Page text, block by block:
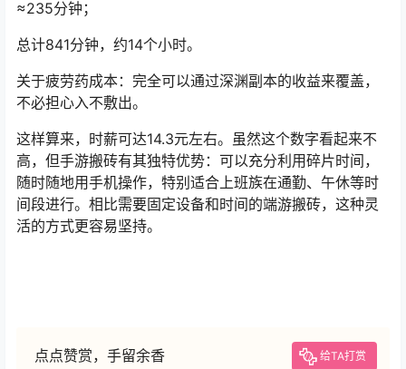
≈235分钟；
总计841分钟，约14个小时。
关于疲劳药成本：完全可以通过深渊副本的收益来覆盖，
不必担心入不敷出。
这样算来，时薪可达14.3元左右。虽然这个数字看起来不
高，但手游搬砖有其独特优势：可以充分利用碎片时间，
随时随地用手机操作，特别适合上班族在通勤、午休等时
间段进行。相比需要固定设备和时间的端游搬砖，这种灵
活的方式更容易坚持。
点点赞赏，手留余香 给TA打赏